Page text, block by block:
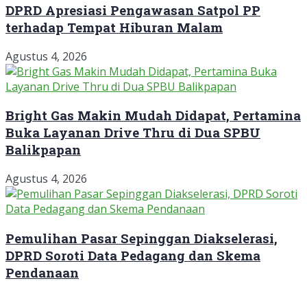
DPRD Apresiasi Pengawasan Satpol PP
terhadap Tempat Hiburan Malam
Agustus 4, 2026
Bright Gas Makin Mudah Didapat, Pertamina
Buka Layanan Drive Thru di Dua SPBU
Balikpapan
Agustus 4, 2026
Pemulihan Pasar Sepinggan Diakselerasi,
DPRD Soroti Data Pedagang dan Skema
Pendanaan